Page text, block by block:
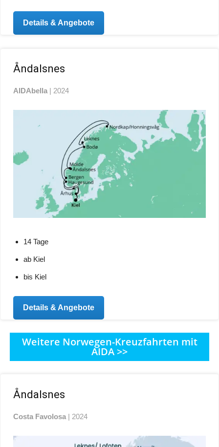
Details & Angebote
Åndalsnes
AIDAbella | 2024
14 Tage
ab Kiel
bis Kiel
Details & Angebote
Weitere Norwegen-Kreuzfahrten mit
AIDA >>
Åndalsnes
Costa Favolosa | 2024